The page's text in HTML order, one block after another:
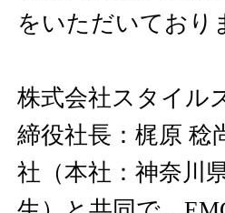
をいただいており
株式会社スタイル
締役社長：梶原 稔
社（本社：神奈川